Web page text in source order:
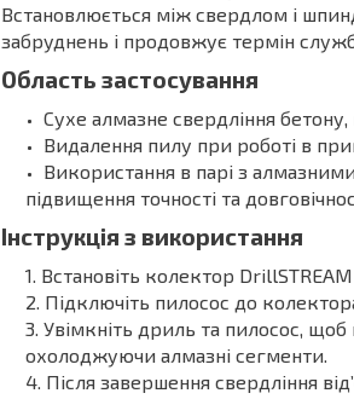
Встановлюється між свердлом і
забруднень і продовжує термін
Область застосування
Сухе алмазне свердління
Видалення пилу при роботі в
Використання в парі з
підвищення точності та
Інструкція з використання
Встановіть колектор
Підключіть пилосос до
Увімкніть дриль та пилосос,
охолоджуючи алмазні сегменти.
Після завершення свердління